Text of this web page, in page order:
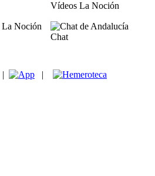
Vídeos La Noción
Chat
| |